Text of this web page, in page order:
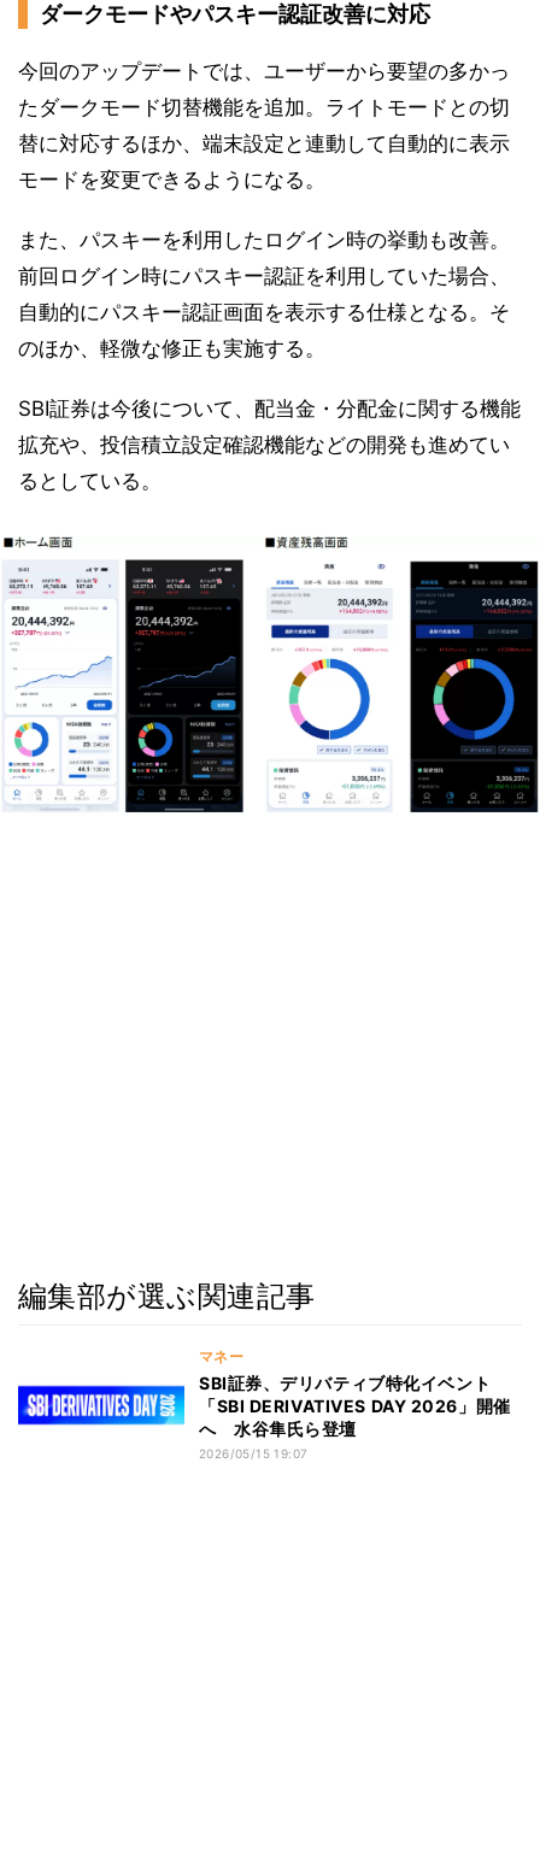
ダークモードやパスキー認証改善に対応
今回のアップデートでは、ユーザーから要望の多かっ
たダークモード切替機能を追加。ライトモードとの切
替に対応するほか、端末設定と連動して自動的に表示
モードを変更できるようになる。
また、パスキーを利用したログイン時の挙動も改善。
前回ログイン時にパスキー認証を利用していた場合、
自動的にパスキー認証画面を表示する仕様となる。そ
のほか、軽微な修正も実施する。
SBI証券は今後について、配当金・分配金に関する機能
拡充や、投信積立設定確認機能などの開発も進めてい
るとしている。
編集部が選ぶ関連記事
マネー
SBI証券、デリバティブ特化イベント
「SBI DERIVATIVES DAY 2026」開催
へ 水谷隼氏ら登壇
2026/05/15 19:07